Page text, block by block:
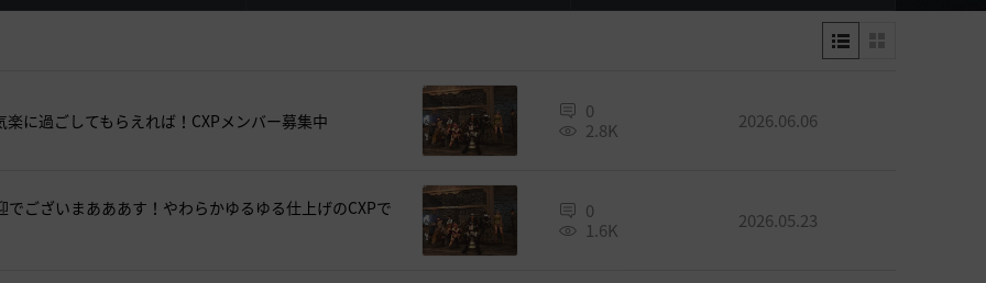
に過ごしてもらえれば！CXPメンバー募集中
0
2.8K
2026.06.06
ございまあああす！やわらかゆるゆる仕上げのCXPで
0
1.6K
2026.05.23